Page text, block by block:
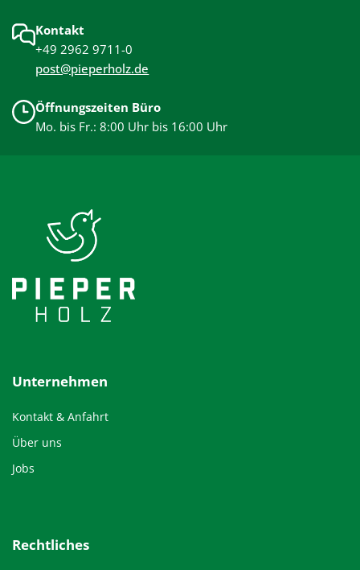
Kontakt
+49 2962 9711-0
post@pieperholz.de
Öffnungszeiten Büro
Mo. bis Fr.: 8:00 Uhr bis 16:00 Uhr
Unternehmen
Kontakt & Anfahrt
Über uns
Jobs
Rechtliches